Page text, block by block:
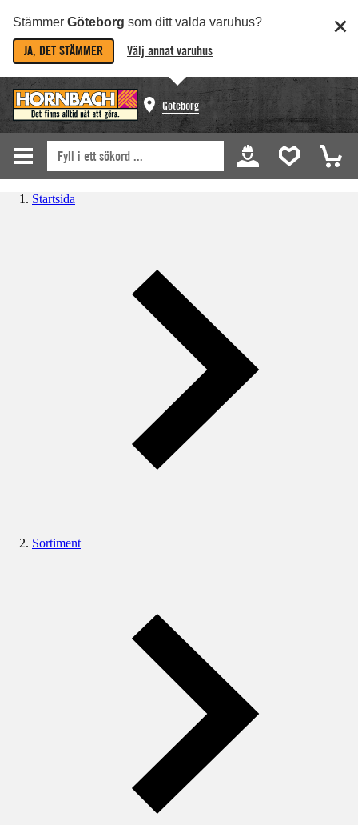
Stämmer Göteborg som ditt valda varuhus?
JA, DET STÄMMER Välj annat varuhus
Göteborg
Startsida
Sortiment